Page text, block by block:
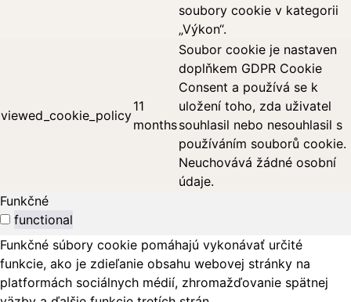
soubory cookie v kategorii
„Výkon“.
viewed_cookie_policy
11
months
Soubor cookie je nastaven
doplňkem GDPR Cookie
Consent a používá se k
uložení toho, zda uživatel
souhlasil nebo nesouhlasil s
používáním souborů cookie.
Neuchovává žádné osobní
údaje.
Funkčné
functional
Funkčné súbory cookie pomáhajú vykonávať určité
funkcie, ako je zdieľanie obsahu webovej stránky na
platformách sociálnych médií, zhromažďovanie spätnej